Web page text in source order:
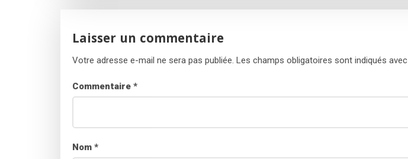
Laisser un commentaire
Votre adresse e-mail ne sera pas publiée. Les champs obligatoires sont indiqués avec
Commentaire *
Nom *